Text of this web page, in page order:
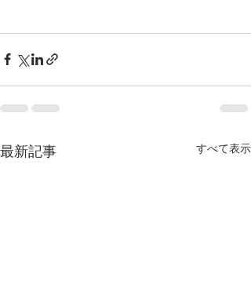
最新記事 すべて表示